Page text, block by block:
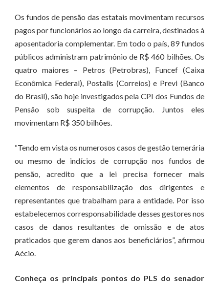
Os fundos de pensão das estatais movimentam recursos
pagos por funcionários ao longo da carreira, destinados à
aposentadoria complementar. Em todo o país, 89 fundos
públicos administram patrimônio de R$ 460 bilhões. Os
quatro maiores – Petros (Petrobras), Funcef (Caixa
Econômica Federal), Postalis (Correios) e Previ (Banco
do Brasil), são hoje investigados pela CPI dos Fundos de
Pensão sob suspeita de corrupção. Juntos eles
movimentam R$ 350 bilhões.
“Tendo em vista os numerosos casos de gestão temerária
ou mesmo de indícios de corrupção nos fundos de
pensão, acredito que a lei precisa fornecer mais
elementos de responsabilização dos dirigentes e
representantes que trabalham para a entidade. Por isso
estabelecemos corresponsabilidade desses gestores nos
casos de danos resultantes de omissão e de atos
praticados que gerem danos aos beneficiários”, afirmou
Aécio.
Conheça os principais pontos do PLS do senador